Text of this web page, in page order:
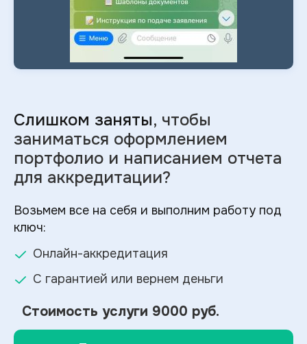
Слишком заняты, чтобы
заниматься оформлением
портфолио и написанием отчета
для аккредитации?
Возьмем все на себя и выполним работу под
ключ:
Онлайн-аккредитация
С гарантией или вернем деньги
Стоимость услуги 9000 руб.